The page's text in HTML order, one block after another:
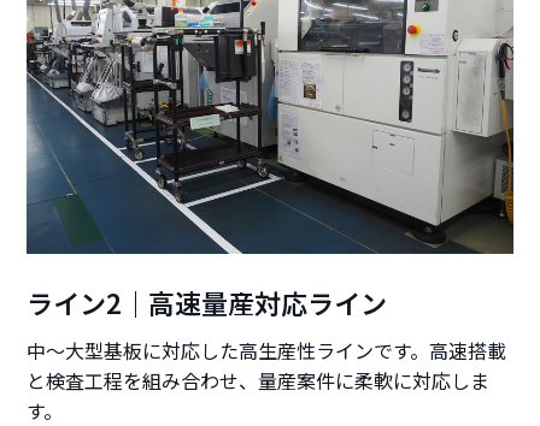
ライン2｜高速量産対応ライン
中～大型基板に対応した高生産性ラインです。高速搭載
と検査工程を組み合わせ、量産案件に柔軟に対応しま
す。